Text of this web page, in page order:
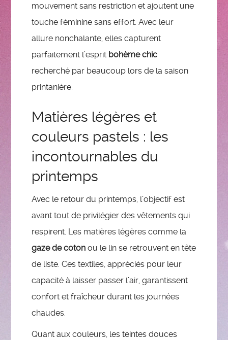
mouvement sans restriction et ajoutent une
touche féminine sans effort. Avec leur
allure nonchalante, elles capturent
parfaitement l’esprit bohème chic
recherché par beaucoup lors de la saison
printanière.
Matières légères et
couleurs pastels : les
incontournables du
printemps
Avec le retour du printemps, l’objectif est
avant tout de privilégier des vêtements qui
respirent. Les matières légères comme la
gaze de coton ou le lin se retrouvent en tête
de liste. Ces textiles, appréciés pour leur
capacité à laisser passer l’air, garantissent
confort et fraîcheur durant les journées
chaudes.
Quant aux couleurs, les teintes douces